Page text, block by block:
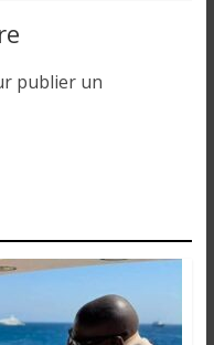
publier un